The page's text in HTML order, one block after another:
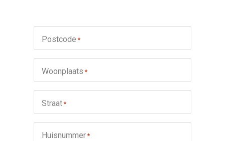
Postcode *
Woonplaats *
Straat*
Huisnummer*